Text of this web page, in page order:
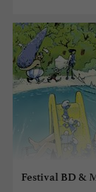
Festival BD &